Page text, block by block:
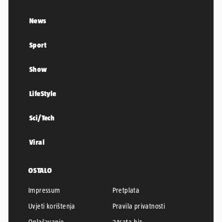
News
Sport
Show
LifeStyle
Sci/Tech
Viral
OSTALO
Impressum
Pretplata
Uvjeti korištenja
Pravila privatnosti